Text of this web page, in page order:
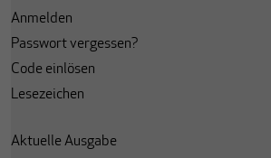
Anmelden
Passwort vergessen?
Code einlösen
Lesezeichen
Aktuelle Ausgabe